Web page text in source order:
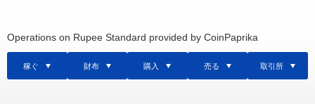
Operations on Rupee Standard provided by CoinPaprika
稼ぐ 財布 購入 売る 取引所